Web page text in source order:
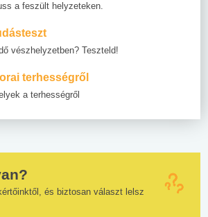
a feszült helyzeteken.
vészhelyzetben? Teszteld!
terhességről
a terhességről
és biztosan választ lelsz